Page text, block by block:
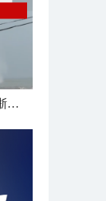
狂风卷巨浪 台风“白海豚”逼近浙江舟山